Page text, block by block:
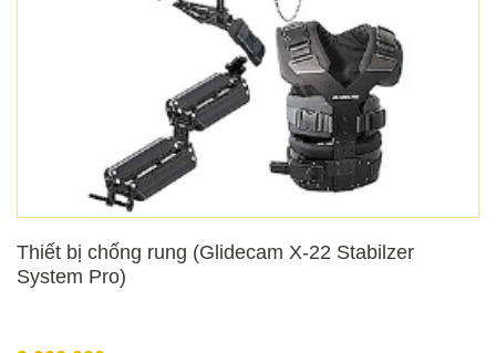
Thiết bị chống rung (Glidecam X-22 Stabilzer
System Pro)